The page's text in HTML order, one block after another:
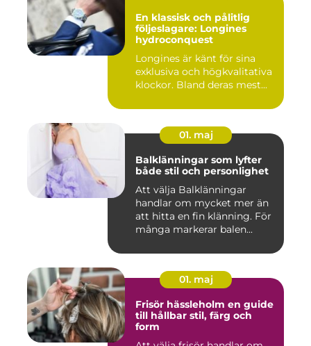
En klassisk och pålitlig
följeslagare: Longines
hydroconquest
Longines är känt för sina
exklusiva och högkvalitativa
klockor. Bland deras mest...
01. maj
Balklänningar som lyfter
både stil och personlighet
Att välja Balklänningar
handlar om mycket mer än
att hitta en fin klänning. För
många markerar balen...
01. maj
Frisör hässleholm en guide
till hållbar stil, färg och
form